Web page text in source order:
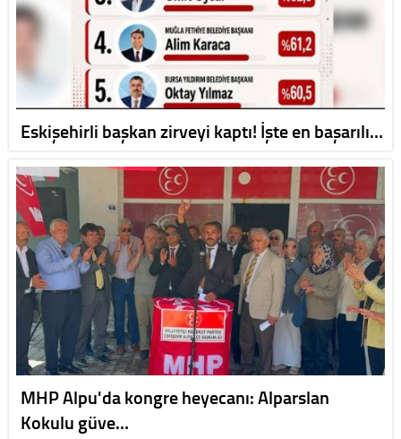
Eskişehirli başkan zirveyi kaptı! İşte en başarılı…
MHP Alpu'da kongre heyecanı: Alparslan
Kokulu güve…